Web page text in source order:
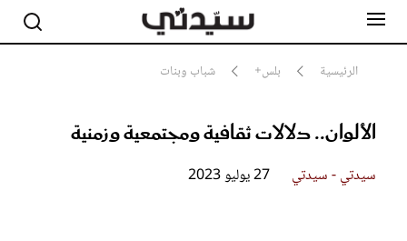
الرئيسية بلس+ شباب وبنات
الألوان.. دلالات ثقافية ومجتمعية وزمنية
سيدتي - سيدتي 27 يوليو 2023
مشاهير
جمال
صحة ورشاقة